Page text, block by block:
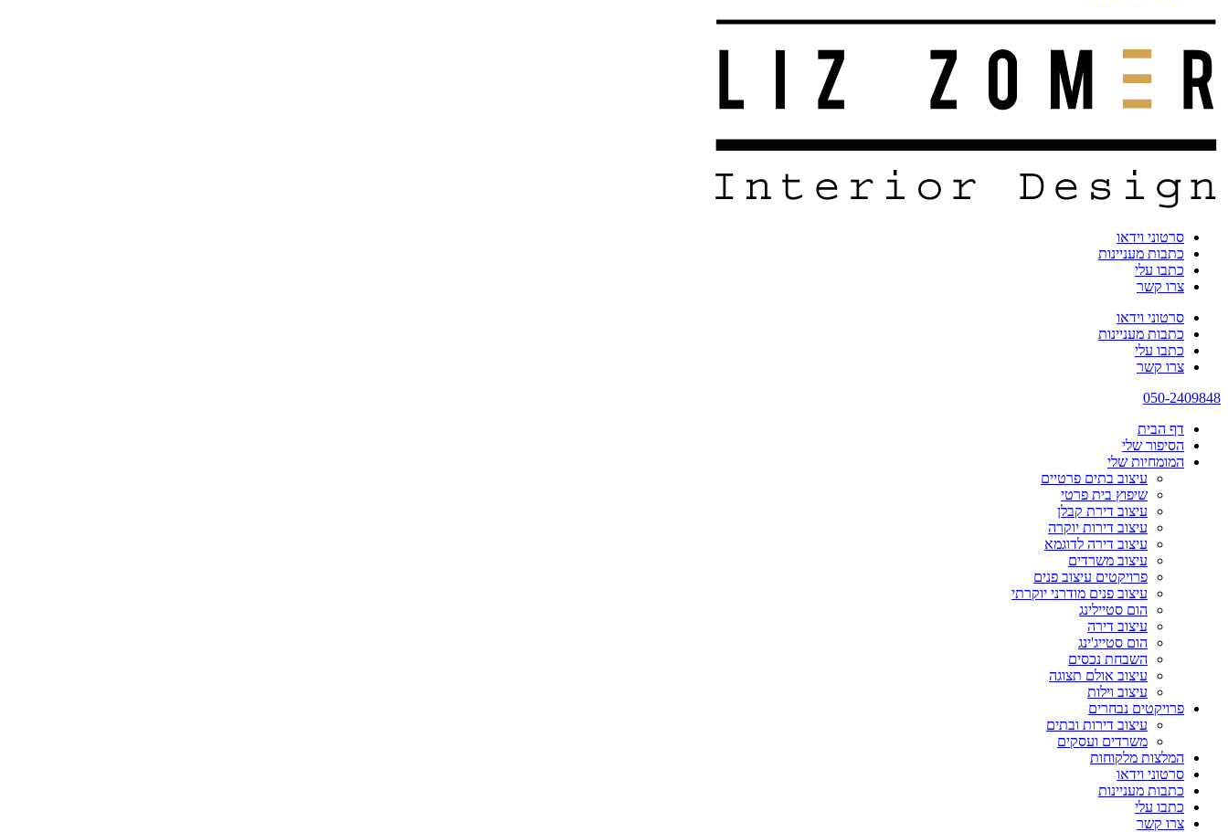
סרטוני וידאו
כתבות מעניינות
כתבו עלי
צרו קשר
סרטוני וידאו
כתבות מעניינות
כתבו עלי
צרו קשר
050-2409848
דף הבית
הסיפור שלי
המומחיות שלי
עיצוב בתים פרטיים
שיפוץ בית פרטי
עיצוב דירת קבלן
עיצוב דירות יוקרה
עיצוב דירה לדוגמא
עיצוב משרדים
פרויקטים עיצוב פנים
עיצוב פנים מודרני יוקרתי
הום סטיילינג
עיצוב דירה
הום סטייג'ינג
השבחת נכסים
עיצוב אולם תצוגה
עיצוב וילות
פרויקטים נבחרים
עיצוב דירות ובתים
משרדים ועסקים
המלצות מלקוחות
סרטוני וידאו
כתבות מעניינות
כתבו עלי
צרו קשר